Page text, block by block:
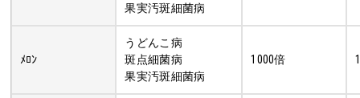
果実汚斑細菌病
ﾒﾛﾝ
うどんこ病
斑点細菌病
果実汚斑細菌病
1000倍